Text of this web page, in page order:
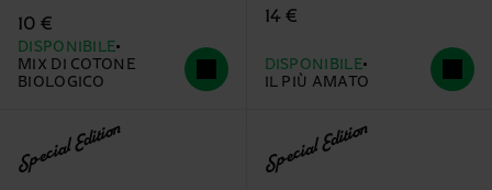
10 €
DISPONIBILE
MIX DI COTONE
BIOLOGICO
14 €
DISPONIBILE
IL PIÙ AMATO
Special Edition Special Edition